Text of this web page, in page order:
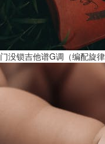
门没锁吉他谱G调（编配旋